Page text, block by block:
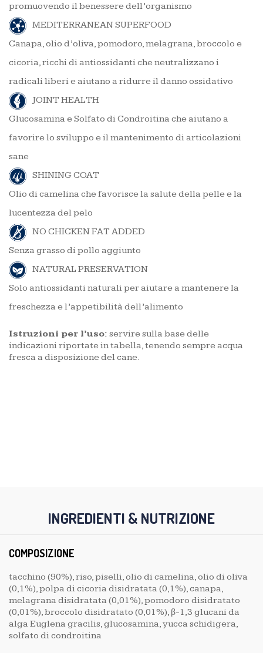
promuovendo il benessere dell’organismo
MEDITERRANEAN SUPERFOOD
Canapa, olio d’oliva, pomodoro, melagrana, broccolo e
cicoria, ricchi di antiossidanti che neutralizzano i
radicali liberi e aiutano a ridurre il danno ossidativo
JOINT HEALTH
Glucosamina e Solfato di Condroitina che aiutano a
favorire lo sviluppo e il mantenimento di articolazioni
sane
SHINING COAT
Olio di camelina che favorisce la salute della pelle e la
lucentezza del pelo
NO CHICKEN FAT ADDED
Senza grasso di pollo aggiunto
NATURAL PRESERVATION
Solo antiossidanti naturali per aiutare a mantenere la
freschezza e l’appetibilità dell’alimento
Istruzioni per l’uso: servire sulla base delle
indicazioni riportate in tabella, tenendo sempre acqua
fresca a disposizione del cane.
INGREDIENTI & NUTRIZIONE